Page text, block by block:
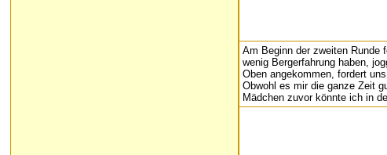
Am Beginn der zweiten Runde
wenig Bergerfahrung haben,
Oben angekommen, fordert
Obwohl es mir die ganze Zeit
Mädchen zuvor könnte ich in